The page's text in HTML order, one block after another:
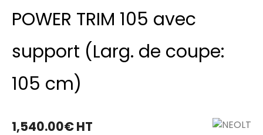
POWER TRIM 105 avec
support (Larg. de coupe:
105 cm)
1,540.00€HT